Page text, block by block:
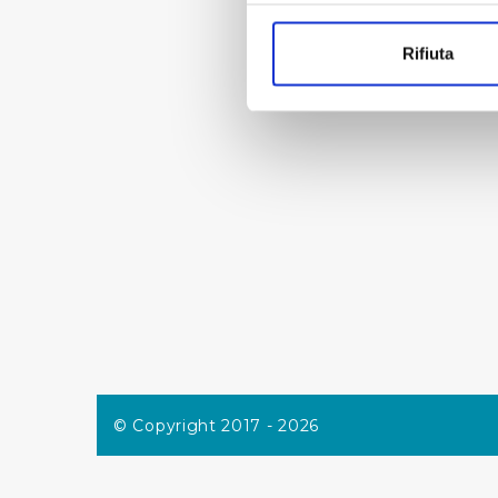
Identificare il tuo
digitali).
Rifiuta
© Copyright 2017 - 2026